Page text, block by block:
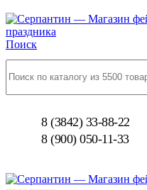
Поиск
8 (3842) 33-88-22
8 (900) 050-11-33